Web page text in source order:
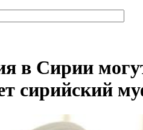
в Сирии
сирийский